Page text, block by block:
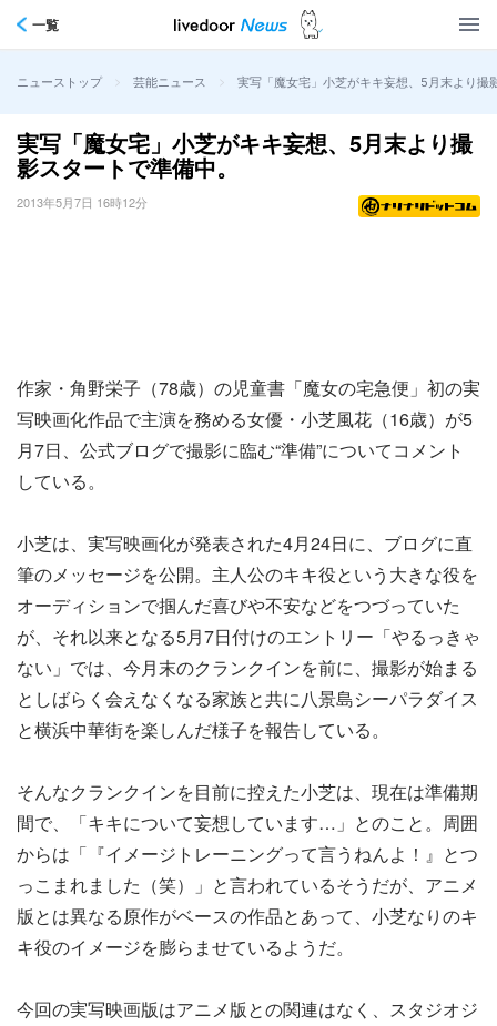
一覧
ニューストップ > 芸能ニュース > 実写「魔女宅」小芝がキキ妄想、5月末より撮
実写「魔女宅」小芝がキキ妄想、5月末より撮
影スタートで準備中。
2013年5月7日 16時12分
作家・角野栄子（78歳）の児童書「魔女の宅急便」初の実
写映画化作品で主演を務める女優・小芝風花（16歳）が5
月7日、公式ブログで撮影に臨む“準備”についてコメント
している。
小芝は、実写映画化が発表された4月24日に、ブログに直
筆のメッセージを公開。主人公のキキ役という大きな役を
オーディションで掴んだ喜びや不安などをつづっていた
が、それ以来となる5月7日付けのエントリー「やるっきゃ
ない」では、今月末のクランクインを前に、撮影が始まる
としばらく会えなくなる家族と共に八景島シーパラダイス
と横浜中華街を楽しんだ様子を報告している。
そんなクランクインを目前に控えた小芝は、現在は準備期
間で、「キキについて妄想しています…」とのこと。周囲
からは「『イメージトレーニングって言うねんよ！』とつ
っこまれました（笑）」と言われているそうだが、アニメ
版とは異なる原作がベースの作品とあって、小芝なりのキ
キ役のイメージを膨らませているようだ。
今回の実写映画版はアニメ版との関連はなく、スタジオジ